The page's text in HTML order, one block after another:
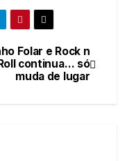
Folar e Rock n
Roll continua… só
muda de lugar